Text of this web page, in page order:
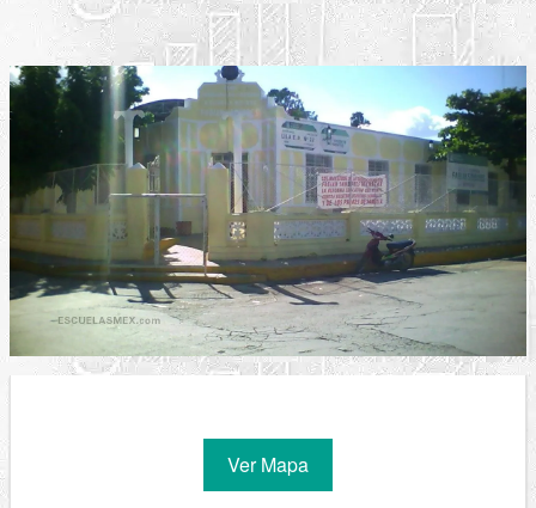
Ver Mapa